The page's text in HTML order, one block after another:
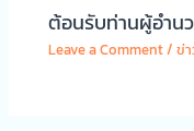
ต้อนรับท่านผู้อำน
Leave a Comment/ข่